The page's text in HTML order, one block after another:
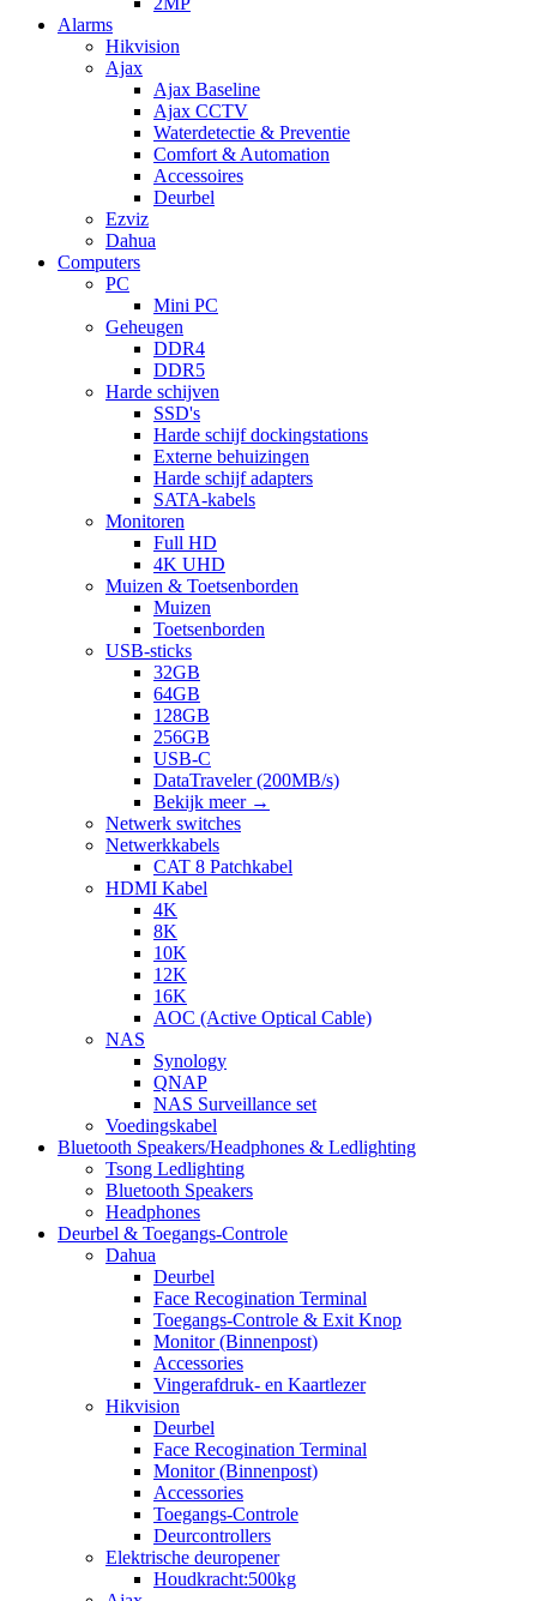
Alarms
Hikvision
Ajax
Ajax Baseline
Ajax CCTV
Waterdetectie & Preventie
Comfort & Automation
Accessoires
Deurbel
Ezviz
Dahua
Computers
PC
Mini PC
Geheugen
DDR4
DDR5
Harde schijven
SSD's
Harde schijf dockingstations
Externe behuizingen
Harde schijf adapters
SATA-kabels
Monitoren
Full HD
4K UHD
Muizen & Toetsenborden
Muizen
Toetsenborden
USB-sticks
32GB
64GB
128GB
256GB
USB-C
DataTraveler (200MB/s)
Bekijk meer →
Netwerk switches
Netwerkkabels
CAT 8 Patchkabel
HDMI Kabel
4K
8K
10K
12K
16K
AOC (Active Optical Cable)
NAS
Synology
QNAP
NAS Surveillance set
Voedingskabel
Bluetooth Speakers/Headphones & Ledlighting
Tsong Ledlighting
Bluetooth Speakers
Headphones
Deurbel & Toegangs-Controle
Dahua
Deurbel
Face Recogination Terminal
Toegangs-Controle & Exit Knop
Monitor (Binnenpost)
Accessories
Vingerafdruk- en Kaartlezer
Hikvision
Deurbel
Face Recogination Terminal
Monitor (Binnenpost)
Accessories
Toegangs-Controle
Deurcontrollers
Elektrische deuropener
Houdkracht:500kg